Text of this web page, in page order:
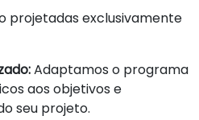
projetadas exclusivamente
Adaptamos o programa
aos objetivos e
seu projeto.